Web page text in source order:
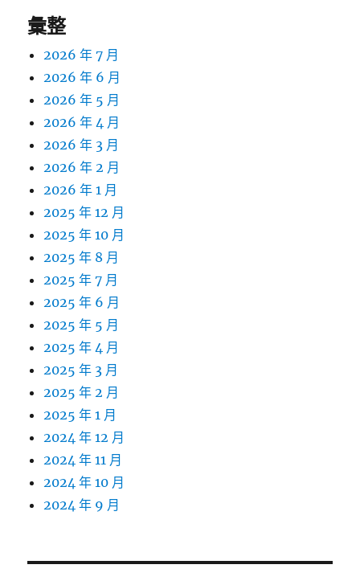
彙整
2026 年 7 月
2026 年 6 月
2026 年 5 月
2026 年 4 月
2026 年 3 月
2026 年 2 月
2026 年 1 月
2025 年 12 月
2025 年 10 月
2025 年 8 月
2025 年 7 月
2025 年 6 月
2025 年 5 月
2025 年 4 月
2025 年 3 月
2025 年 2 月
2025 年 1 月
2024 年 12 月
2024 年 11 月
2024 年 10 月
2024 年 9 月